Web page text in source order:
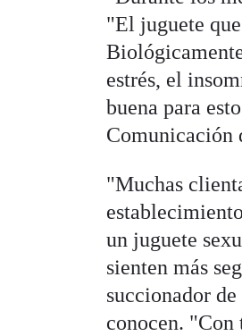
"El juguete
estrés, el
buena para
Comunicación
"Muchas
un juguete
sienten más
succionador
conocen. "Con